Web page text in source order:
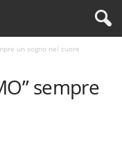
un sogno nel cuore
sempre